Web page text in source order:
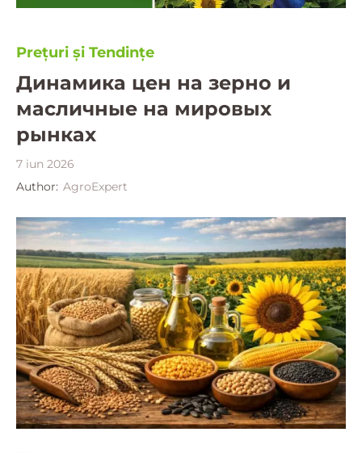
Prețuri și Tendințe
Динамика цен на зерно и
масличные на мировых
рынках
7 iun 2026
Author: AgroExpert